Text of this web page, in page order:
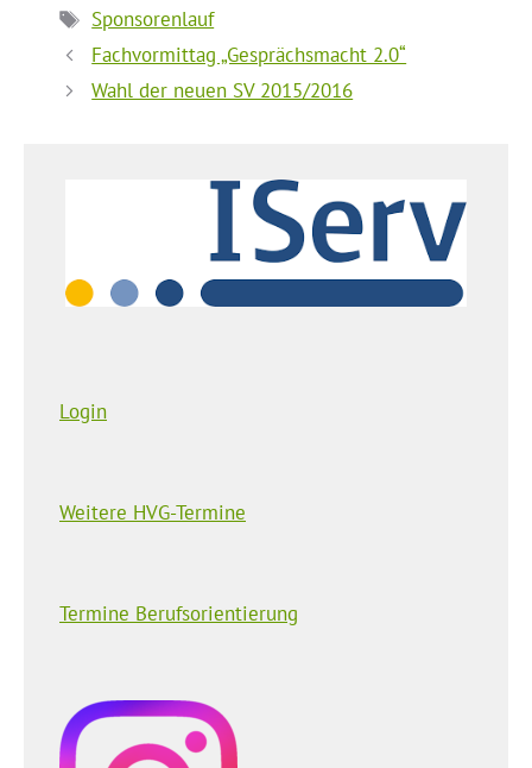
Schlagwörter
Sponsorenlauf
Fachvormittag „Gesprächsmacht 2.0“
Wahl der neuen SV 2015/2016
Login
Weitere HVG-Termine
Termine Berufsorientierung